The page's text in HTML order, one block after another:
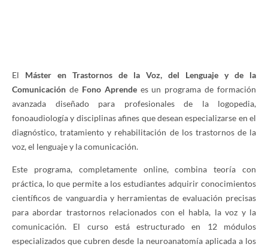
El Máster en Trastornos de la Voz, del Lenguaje y de la
Comunicación de Fono Aprendees un programa de formación
avanzada diseñado para profesionales de la logopedia,
fonoaudiología y disciplinas afines que desean especializarse en el
diagnóstico, tratamiento y rehabilitación de los trastornos de la
voz, el lenguaje y la comunicación.
Este programa, completamente online, combina teoría con
práctica, lo que permite a los estudiantes adquirir conocimientos
científicos de vanguardia y herramientas de evaluación precisas
para abordar trastornos relacionados con el habla, la voz y la
comunicación. El curso está estructurado en 12 módulos
especializados que cubren desde la neuroanatomía aplicada a los